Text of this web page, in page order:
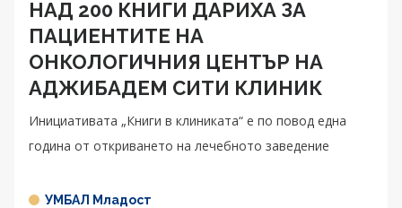
НАД 200 КНИГИ ДАРИХА ЗА
ПАЦИЕНТИТЕ НА
ОНКОЛОГИЧНИЯ ЦЕНТЪР НА
АДЖИБАДЕМ СИТИ КЛИНИК
Инициативата „Книги в клиниката“ е по повод една
година от откриването на лечебното заведение
УМБАЛ Младост